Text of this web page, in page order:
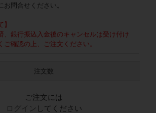
お問合せください。
、銀行振込入金後のキャンセルは受け付け
ご確認の上、ご注文ください。
注文数
ご注文には
ログイン してください